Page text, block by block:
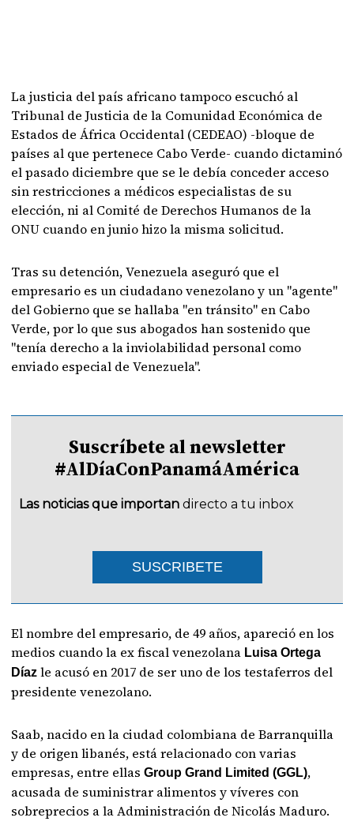
La justicia del país africano tampoco escuchó al
Tribunal de Justicia de la Comunidad Económica de
Estados de África Occidental (CEDEAO) -bloque de
países al que pertenece Cabo Verde- cuando dictaminó
el pasado diciembre que se le debía conceder acceso
sin restricciones a médicos especialistas de su
elección, ni al Comité de Derechos Humanos de la
ONU cuando en junio hizo la misma solicitud.
Tras su detención, Venezuela aseguró que el
empresario es un ciudadano venezolano y un "agente"
del Gobierno que se hallaba "en tránsito" en Cabo
Verde, por lo que sus abogados han sostenido que
"tenía derecho a la inviolabilidad personal como
enviado especial de Venezuela".
Suscríbete al newsletter
#AlDíaConPanamáAmérica
Las noticias que importan directo a tu inbox
SUSCRIBETE
El nombre del empresario, de 49 años, apareció en los
medios cuando la ex fiscal venezolana Luisa Ortega
Díaz le acusó en 2017 de ser uno de los testaferros del
presidente venezolano.
Saab, nacido en la ciudad colombiana de Barranquilla
y de origen libanés, está relacionado con varias
empresas, entre ellasGroup Grand Limited (GGL),
acusada de suministrar alimentos y víveres con
sobreprecios a la Administración de Nicolás Maduro.